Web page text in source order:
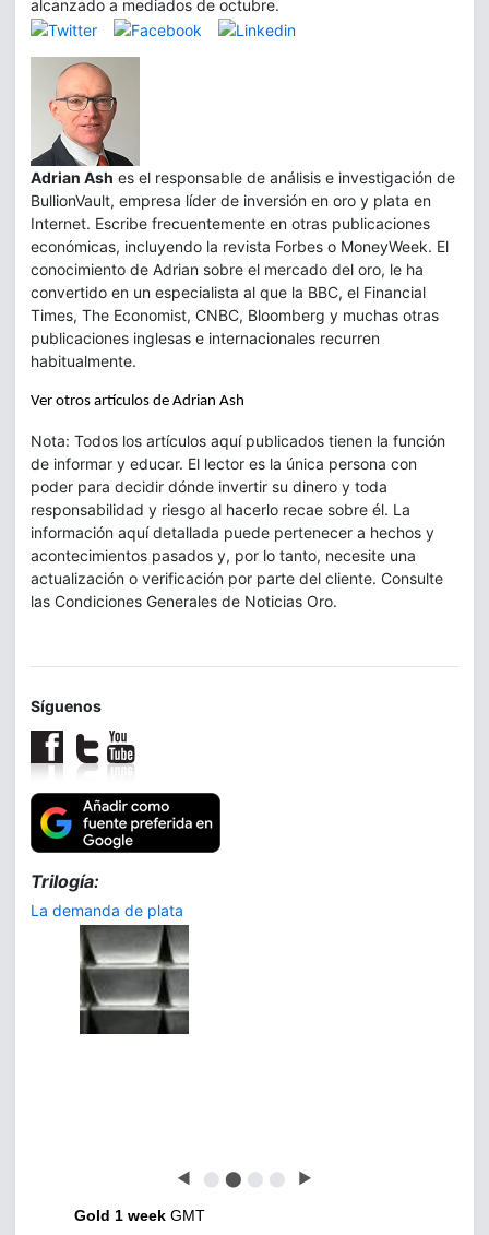
alcanzado a mediados de octubre.
Adrian Ash es el responsable de análisis e investigación de
BullionVault, empresa líder de inversión en oro y plata en
Internet. Escribe frecuentemente en otras publicaciones
económicas, incluyendo la revista Forbes o MoneyWeek. El
conocimiento de Adrian sobre el mercado del oro, le ha
convertido en un especialista al que la BBC, el Financial
Times, The Economist, CNBC, Bloomberg y muchas otras
publicaciones inglesas e internacionales recurren
habitualmente.
Ver otros artículos de Adrian Ash
Nota: Todos los artículos aquí publicados tienen la función
de informar y educar. El lector es la única persona con
poder para decidir dónde invertir su dinero y toda
responsabilidad y riesgo al hacerlo recae sobre él. La
información aquí detallada puede pertenecer a hechos y
acontecimientos pasados y, por lo tanto, necesite una
actualización o verificación por parte del cliente. Consulte
las Condiciones Generales de Noticias Oro.
Síguenos
Trilogía:
La demanda de plata
◀ ⬤ ⬤ ⬤ ⬤ ▶
Gold 1 week GMT